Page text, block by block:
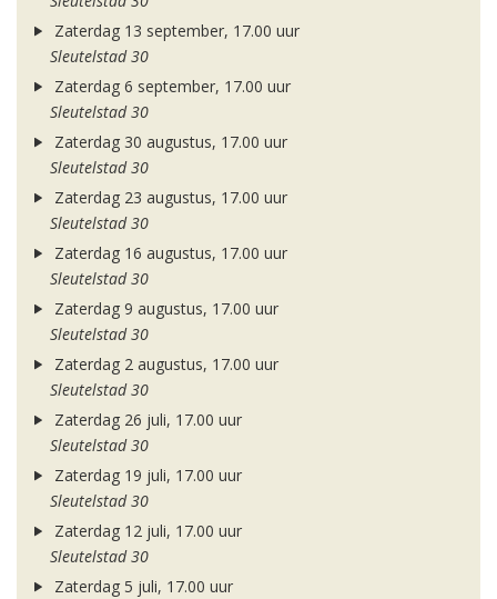
Zaterdag 13 september, 17.00 uur
Sleutelstad 30
Zaterdag 6 september, 17.00 uur
Sleutelstad 30
Zaterdag 30 augustus, 17.00 uur
Sleutelstad 30
Zaterdag 23 augustus, 17.00 uur
Sleutelstad 30
Zaterdag 16 augustus, 17.00 uur
Sleutelstad 30
Zaterdag 9 augustus, 17.00 uur
Sleutelstad 30
Zaterdag 2 augustus, 17.00 uur
Sleutelstad 30
Zaterdag 26 juli, 17.00 uur
Sleutelstad 30
Zaterdag 19 juli, 17.00 uur
Sleutelstad 30
Zaterdag 12 juli, 17.00 uur
Sleutelstad 30
Zaterdag 5 juli, 17.00 uur